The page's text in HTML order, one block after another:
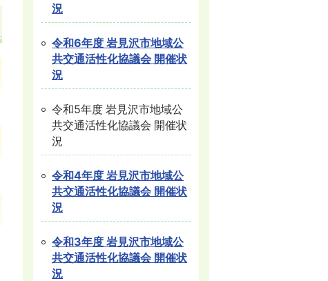
況
令和6年度 岩見沢市地域公
共交通活性化協議会 開催状
況
令和5年度 岩見沢市地域公
共交通活性化協議会 開催状
況
令和4年度 岩見沢市地域公
共交通活性化協議会 開催状
況
令和3年度 岩見沢市地域公
共交通活性化協議会 開催状
況